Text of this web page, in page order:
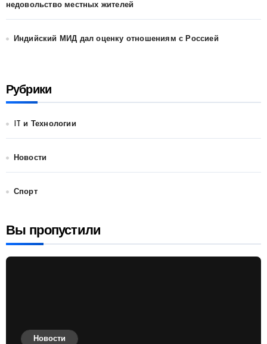
недовольство местных жителей
Индийский МИД дал оценку отношениям с Россией
Рубрики
IT и Технологии
Новости
Спорт
Вы пропустили
Новости